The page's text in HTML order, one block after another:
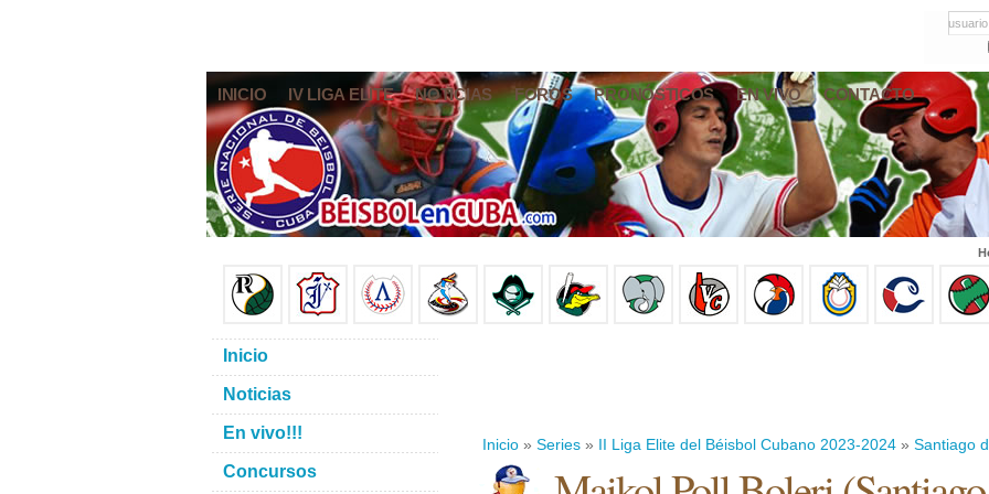
INICIO IV LIGA ELITE NOTICIAS FOROS PRONÓSTICOS EN VIVO CONTACTO
Inicio » Series » II Liga Elite del Béisbol Cubano 2023-2024 » Santiago
Inicio
Noticias
En vivo!!!
Concursos